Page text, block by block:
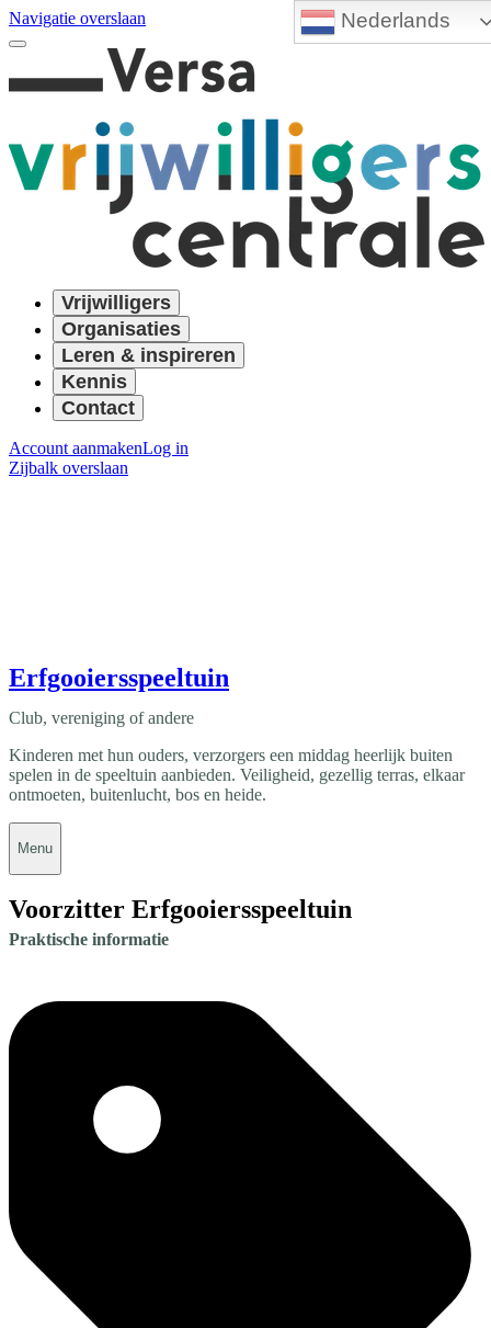
Nederlands
Navigatie overslaan
Vrijwilligers
Organisaties
Leren & inspireren
Kennis
Contact
Account aanmakenLog in
Zijbalk overslaan
Erfgooiersspeeltuin
Club, vereniging of andere
Kinderen met hun ouders, verzorgers een middag heerlijk buiten
spelen in de speeltuin aanbieden. Veiligheid, gezellig terras, elkaar
ontmoeten, buitenlucht, bos en heide.
Menu
Voorzitter Erfgooiersspeeltuin
Praktische informatie